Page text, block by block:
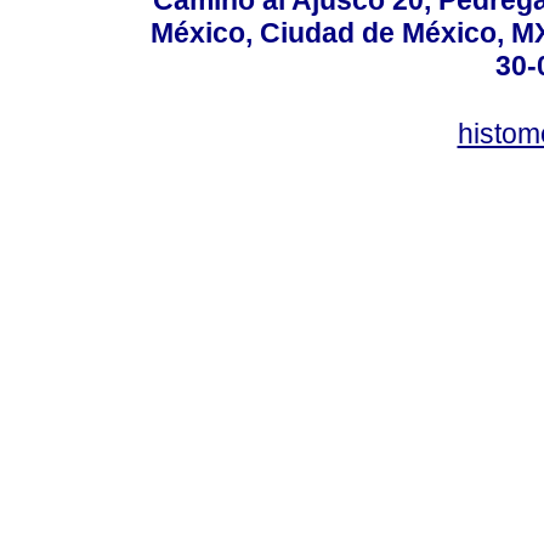
México, Ciudad de México,
30-